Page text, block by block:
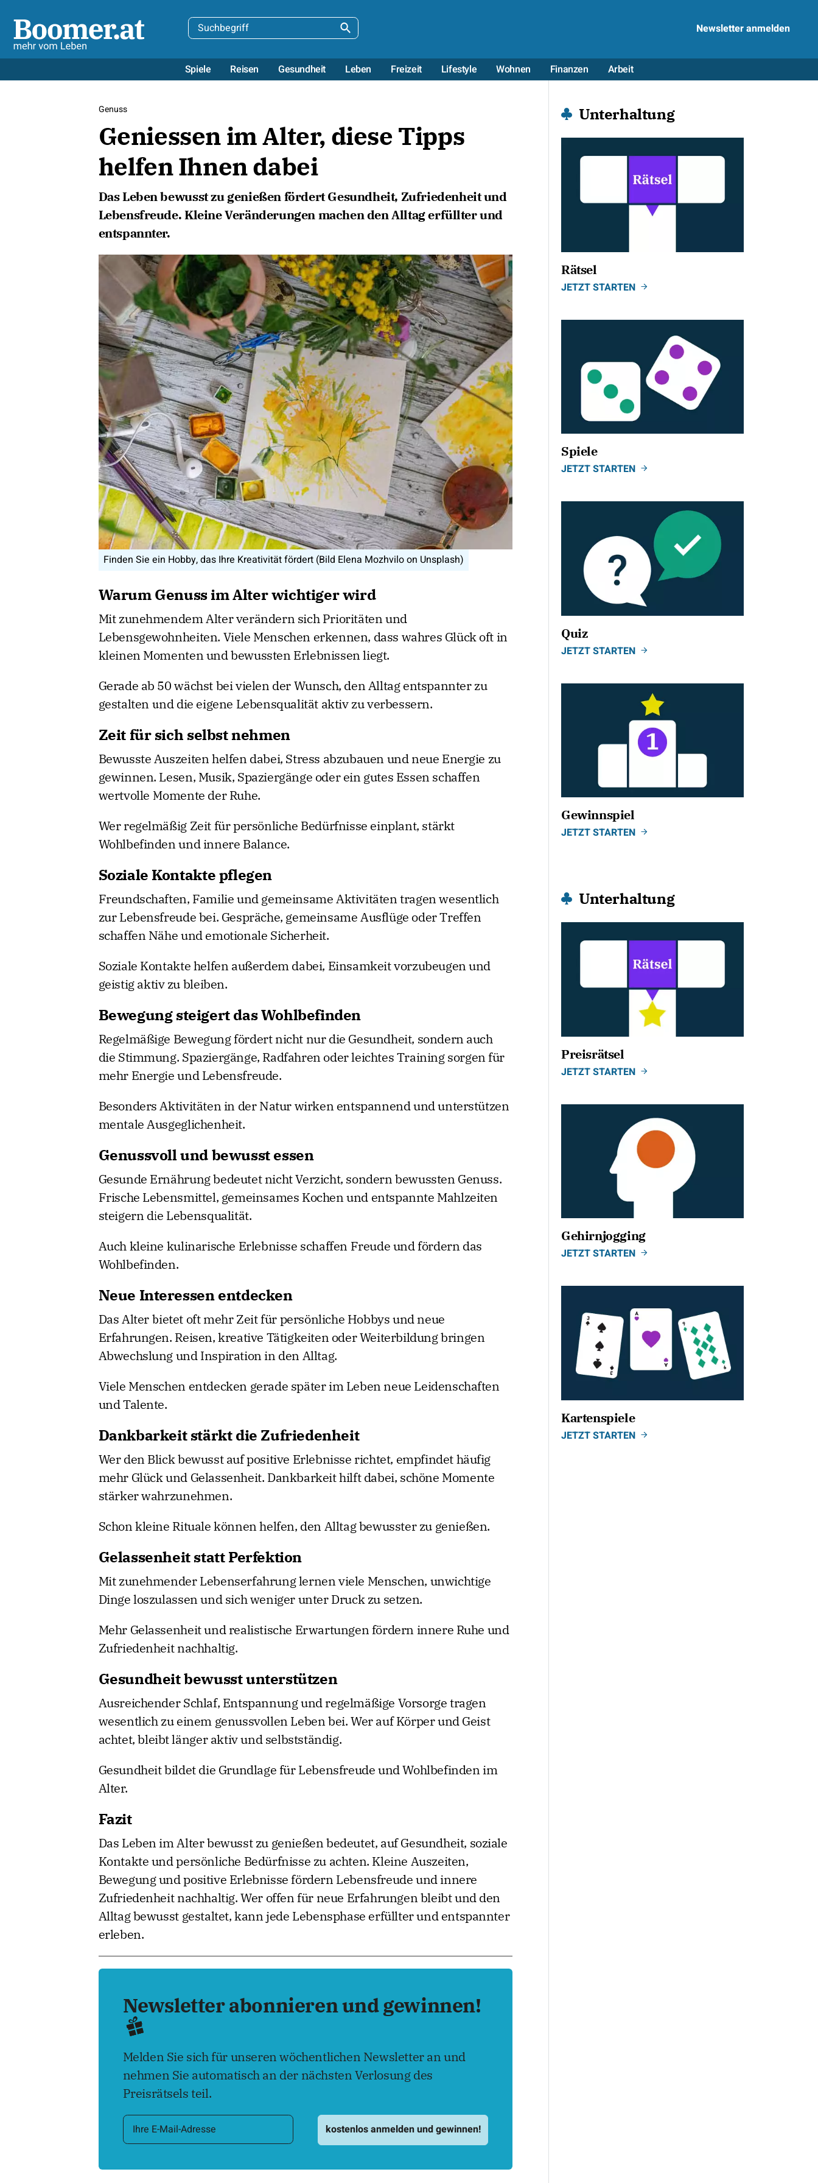
Newsletter anmelden
Spiele Reisen Gesundheit Leben Freizeit Lifestyle Wohnen Finanzen Arbeit
Genuss
Geniessen im Alter, diese Tipps
helfen Ihnen dabei
Das Leben bewusst zu genießen fördert Gesundheit, Zufriedenheit und
Lebensfreude. Kleine Veränderungen machen den Alltag erfüllter und
entspannter.
Finden Sie ein Hobby, das Ihre Kreativität fördert (Bild Elena Mozhvilo on Unsplash)
Warum Genuss im Alter wichtiger wird
Mit zunehmendem Alter verändern sich Prioritäten und
Lebensgewohnheiten. Viele Menschen erkennen, dass wahres Glück oft in
kleinen Momenten und bewussten Erlebnissen liegt.
Gerade ab 50 wächst bei vielen der Wunsch, den Alltag entspannter zu
gestalten und die eigene Lebensqualität aktiv zu verbessern.
Zeit für sich selbst nehmen
Bewusste Auszeiten helfen dabei, Stress abzubauen und neue Energie zu
gewinnen. Lesen, Musik, Spaziergänge oder ein gutes Essen schaffen
wertvolle Momente der Ruhe.
Wer regelmäßig Zeit für persönliche Bedürfnisse einplant, stärkt
Wohlbefinden und innere Balance.
Soziale Kontakte pflegen
Freundschaften, Familie und gemeinsame Aktivitäten tragen wesentlich
zur Lebensfreude bei. Gespräche, gemeinsame Ausflüge oder Treffen
schaffen Nähe und emotionale Sicherheit.
Soziale Kontakte helfen außerdem dabei, Einsamkeit vorzubeugen und
geistig aktiv zu bleiben.
Bewegung steigert das Wohlbefinden
Regelmäßige Bewegung fördert nicht nur die Gesundheit, sondern auch
die Stimmung. Spaziergänge, Radfahren oder leichtes Training sorgen für
mehr Energie und Lebensfreude.
Besonders Aktivitäten in der Natur wirken entspannend und unterstützen
mentale Ausgeglichenheit.
Genussvoll und bewusst essen
Gesunde Ernährung bedeutet nicht Verzicht, sondern bewussten Genuss.
Frische Lebensmittel, gemeinsames Kochen und entspannte Mahlzeiten
steigern die Lebensqualität.
Auch kleine kulinarische Erlebnisse schaffen Freude und fördern das
Wohlbefinden.
Neue Interessen entdecken
Das Alter bietet oft mehr Zeit für persönliche Hobbys und neue
Erfahrungen. Reisen, kreative Tätigkeiten oder Weiterbildung bringen
Abwechslung und Inspiration in den Alltag.
Viele Menschen entdecken gerade später im Leben neue Leidenschaften
und Talente.
Dankbarkeit stärkt die Zufriedenheit
Wer den Blick bewusst auf positive Erlebnisse richtet, empfindet häufig
mehr Glück und Gelassenheit. Dankbarkeit hilft dabei, schöne Momente
stärker wahrzunehmen.
Schon kleine Rituale können helfen, den Alltag bewusster zu genießen.
Gelassenheit statt Perfektion
Mit zunehmender Lebenserfahrung lernen viele Menschen, unwichtige
Dinge loszulassen und sich weniger unter Druck zu setzen.
Mehr Gelassenheit und realistische Erwartungen fördern innere Ruhe und
Zufriedenheit nachhaltig.
Gesundheit bewusst unterstützen
Ausreichender Schlaf, Entspannung und regelmäßige Vorsorge tragen
wesentlich zu einem genussvollen Leben bei. Wer auf Körper und Geist
achtet, bleibt länger aktiv und selbstständig.
Gesundheit bildet die Grundlage für Lebensfreude und Wohlbefinden im
Alter.
Fazit
Das Leben im Alter bewusst zu genießen bedeutet, auf Gesundheit, soziale
Kontakte und persönliche Bedürfnisse zu achten. Kleine Auszeiten,
Bewegung und positive Erlebnisse fördern Lebensfreude und innere
Zufriedenheit nachhaltig. Wer offen für neue Erfahrungen bleibt und den
Alltag bewusst gestaltet, kann jede Lebensphase erfüllter und entspannter
erleben.
Newsletter abonnieren und gewinnen!
Melden Sie sich für unseren wöchentlichen Newsletter an und
nehmen Sie automatisch an der nächsten Verlosung des
Preisrätsels teil.
Unterhaltung
Rätsel
JETZT STARTEN
Spiele
JETZT STARTEN
Quiz
JETZT STARTEN
Gewinnspiel
JETZT STARTEN
Unterhaltung
Preisrätsel
JETZT STARTEN
Gehirnjogging
JETZT STARTEN
Kartenspiele
JETZT STARTEN